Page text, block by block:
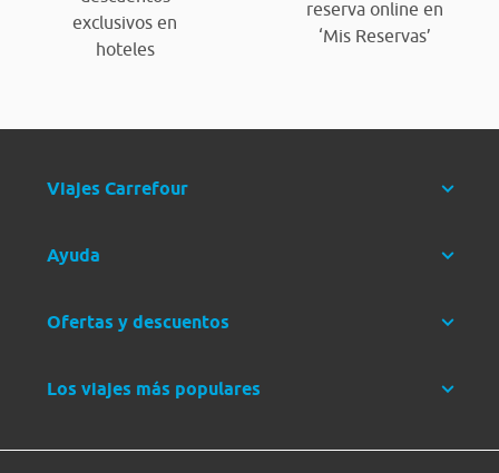
exclusivos en
hoteles
reserva online en
‘Mis Reservas’
Viajes Carrefour
Ayuda
Ofertas y descuentos
Los viajes más populares